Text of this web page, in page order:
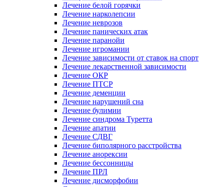
Лечение белой горячки
Лечение нарколепсии
Лечение неврозов
Лечение панических атак
Лечение паранойи
Лечение игромании
Лечение зависимости от ставок на спорт
Лечение лекарственной зависимости
Лечение ОКР
Лечение ПТСР
Лечение деменции
Лечение нарушений сна
Лечение булимии
Лечение синдрома Туретта
Лечение апатии
Лечение СДВГ
Лечение биполярного расстройства
Лечение анорексии
Лечение бессонницы
Лечение ПРЛ
Лечение дисморфобии